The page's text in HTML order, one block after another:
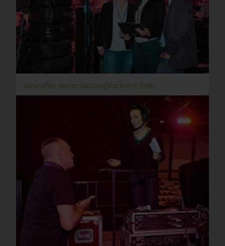
Geprüfter Veranstaltungsfachwirt (IHK)